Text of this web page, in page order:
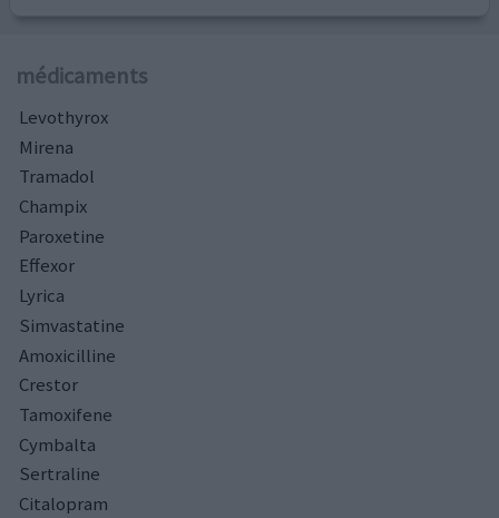
médicaments
Levothyrox
Mirena
Tramadol
Champix
Paroxetine
Effexor
Lyrica
Simvastatine
Amoxicilline
Crestor
Tamoxifene
Cymbalta
Sertraline
Citalopram